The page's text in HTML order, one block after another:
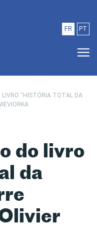
FR PT
LIVRO “HISTÓRIA TOTAL DA
do livro
da